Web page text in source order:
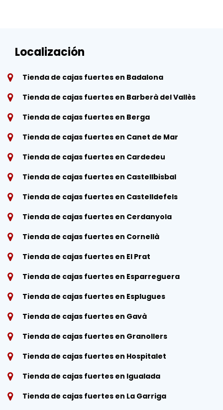
Localización
Tienda de cajas fuertes en Badalona
Tienda de cajas fuertes en Barberà del Vallès
Tienda de cajas fuertes en Berga
Tienda de cajas fuertes en Canet de Mar
Tienda de cajas fuertes en Cardedeu
Tienda de cajas fuertes en Castellbisbal
Tienda de cajas fuertes en Castelldefels
Tienda de cajas fuertes en Cerdanyola
Tienda de cajas fuertes en Cornellà
Tienda de cajas fuertes en El Prat
Tienda de cajas fuertes en Esparreguera
Tienda de cajas fuertes en Esplugues
Tienda de cajas fuertes en Gavà
Tienda de cajas fuertes en Granollers
Tienda de cajas fuertes en Hospitalet
Tienda de cajas fuertes en Igualada
Tienda de cajas fuertes en La Garriga